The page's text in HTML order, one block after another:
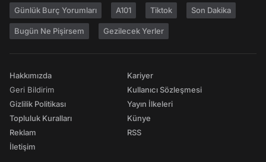
Günlük Burç Yorumları A101 Tiktok Son Dakika
Bugün Ne Pişirsem Gezilecek Yerler
Hakkımızda
Geri Bildirim
Gizlilik Politikası
Topluluk Kuralları
Reklam
İletişim
Kariyer
Kullanıcı Sözleşmesi
Yayın İlkeleri
Künye
RSS